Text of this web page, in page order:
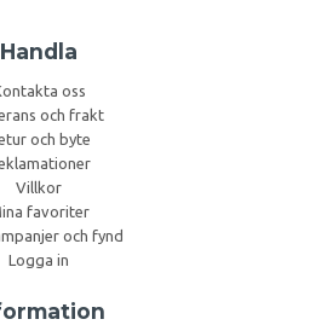
Handla
oss
och frakt
och byte
Villkor
favoriter
och fynd
Logga in